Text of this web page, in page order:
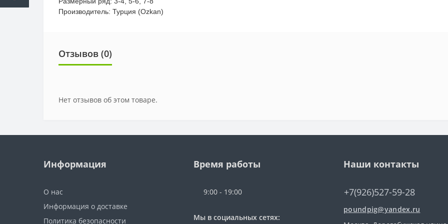
Производитель: Турция (Ozkan)
Отзывов (0)
Нет отзывов об этом товаре.
Информация
О нас
Информация о доставке
Политика безопасности
Время работы
9:00 - 19:00
Мы в социальных сетях:
Наши контакты
+7(926)527-59-28
poundpig@yandex.ru